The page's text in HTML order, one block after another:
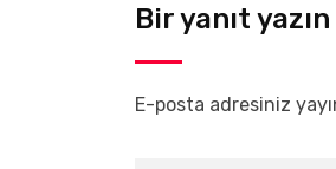
Bir yanıt yazın
E-posta adresiniz